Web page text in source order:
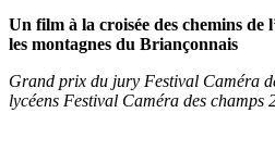
Un film à la croisée des chemins de
les montagnes du Briançonnais
Grand prix du jury Festival Caméra
lycéens Festival Caméra des champs